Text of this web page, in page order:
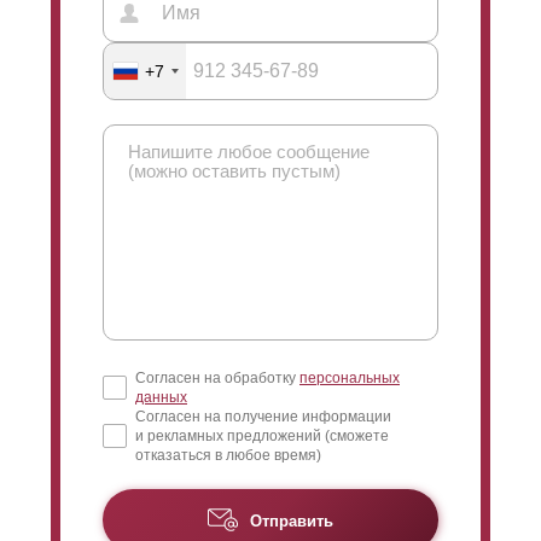
+7
Согласен на обработку персональных
данных
Согласен на получение информации
и рекламных предложений (сможете
отказаться в любое время)
Отправить